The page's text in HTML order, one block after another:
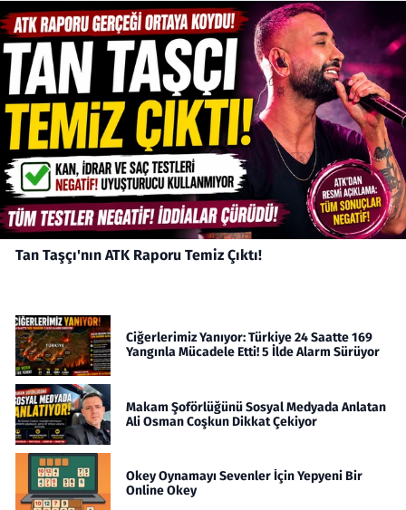
Tan Taşçı'nın ATK Raporu Temiz Çıktı!
Ciğerlerimiz Yanıyor: Türkiye 24 Saatte 169
Yangınla Mücadele Etti! 5 İlde Alarm Sürüyor
Makam Şoförlüğünü Sosyal Medyada Anlatan
Ali Osman Coşkun Dikkat Çekiyor
Okey Oynamayı Sevenler İçin Yepyeni Bir
Online Okey